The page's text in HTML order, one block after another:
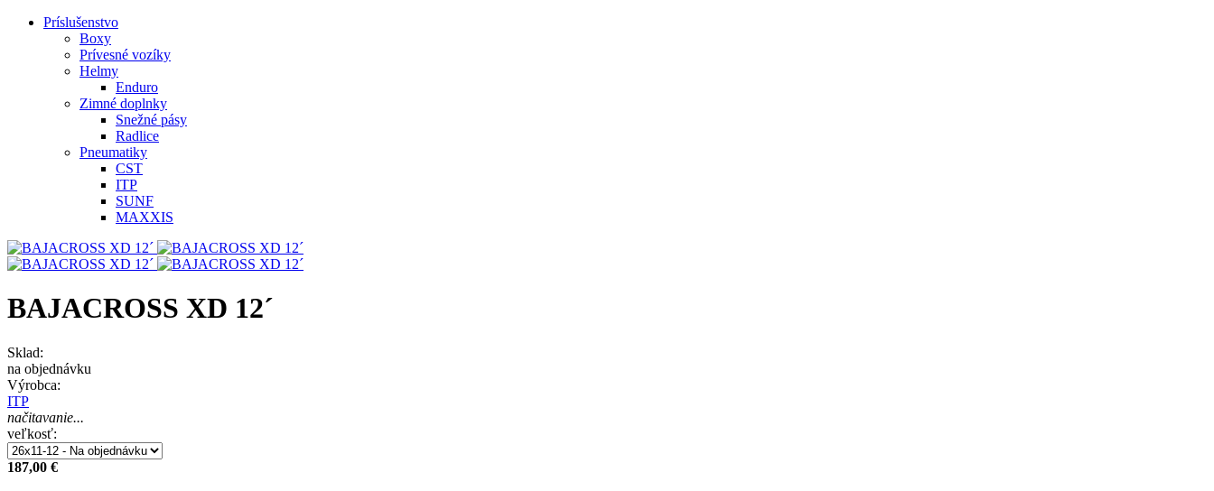
Príslušenstvo
Boxy
Prívesné vozíky
Helmy
Enduro
Zimné doplnky
Snežné pásy
Radlice
Pneumatiky
CST
ITP
SUNF
MAXXIS
BAJACROSS XD 12´
Sklad:
na objednávku
Výrobca:
ITP
načitavanie...
veľkosť:
187,00 €